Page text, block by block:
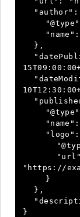
"https://
}